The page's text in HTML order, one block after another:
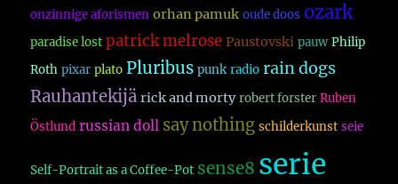
onzinnige aforismen orhan pamuk oude doos ozark
paradise lost patrick melrose Paustovski pauw Philip
Roth pixar plato Pluribus punk radio rain dogs
Rauhantekijä rick and morty robert forster Ruben
Östlund russian doll say nothing schilderkunst seie
Self-Portrait as a Coffee-Pot sense8 serie